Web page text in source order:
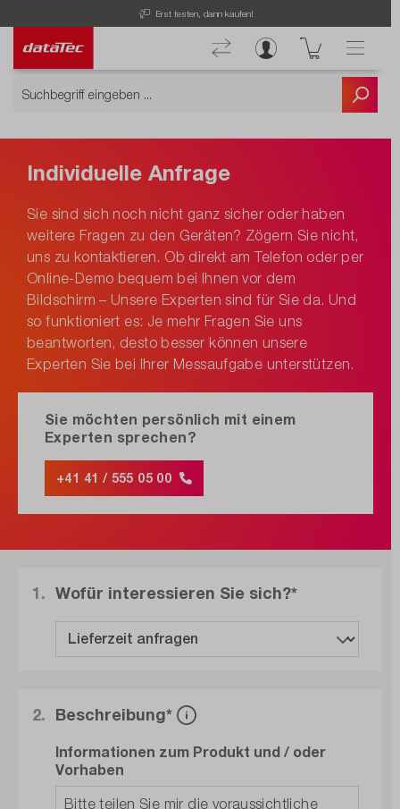
Erst testen, dann kaufen!
Individuelle Anfrage
Sie sind sich noch nicht ganz sicher oder haben
weitere Fragen zu den Geräten? Zögern Sie nicht,
uns zu kontaktieren. Ob direkt am Telefon oder per
Online-Demo bequem bei Ihnen vor dem
Bildschirm – Unsere Experten sind für Sie da. Und
so funktioniert es: Je mehr Fragen Sie uns
beantworten, desto besser können unsere
Experten Sie bei Ihrer Messaufgabe unterstützen.
Sie möchten persönlich mit einem
Experten sprechen?
+41 41 / 555 05 00
Wofür interessieren Sie sich?*
1.
Beschreibung*
2.
Informationen zum Produkt und / oder
Vorhaben